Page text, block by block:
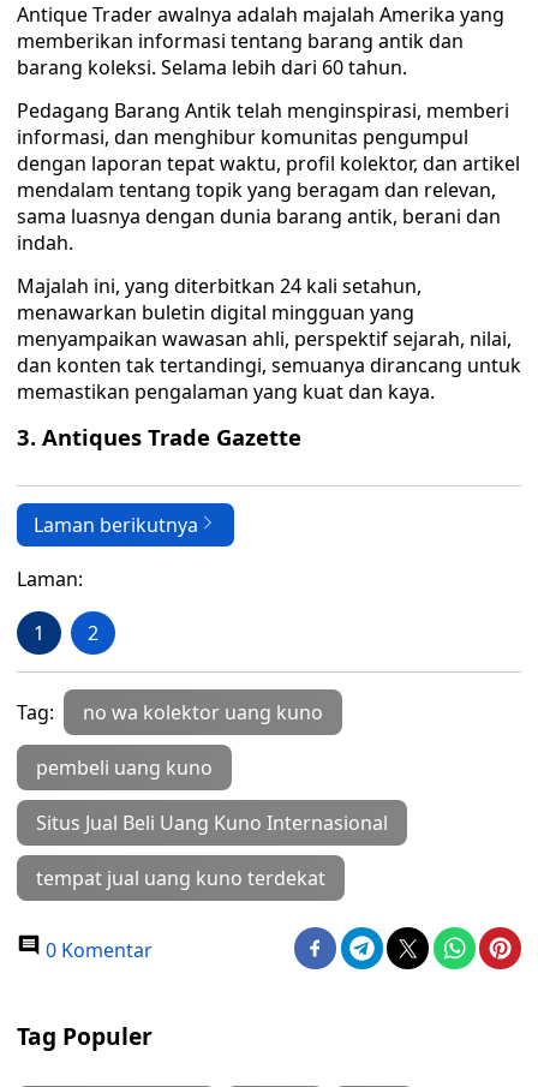
Antique Trader awalnya adalah majalah Amerika yang
memberikan informasi tentang barang antik dan
barang koleksi. Selama lebih dari 60 tahun.
Pedagang Barang Antik telah menginspirasi, memberi
informasi, dan menghibur komunitas pengumpul
dengan laporan tepat waktu, profil kolektor, dan artikel
mendalam tentang topik yang beragam dan relevan,
sama luasnya dengan dunia barang antik, berani dan
indah.
Majalah ini, yang diterbitkan 24 kali setahun,
menawarkan buletin digital mingguan yang
menyampaikan wawasan ahli, perspektif sejarah, nilai,
dan konten tak tertandingi, semuanya dirancang untuk
memastikan pengalaman yang kuat dan kaya.
3. Antiques Trade Gazette
Laman berikutnya
Laman:
1 2
Tag: no wa kolektor uang kuno
pembeli uang kuno
Situs Jual Beli Uang Kuno Internasional
tempat jual uang kuno terdekat
0 Komentar
Tag Populer